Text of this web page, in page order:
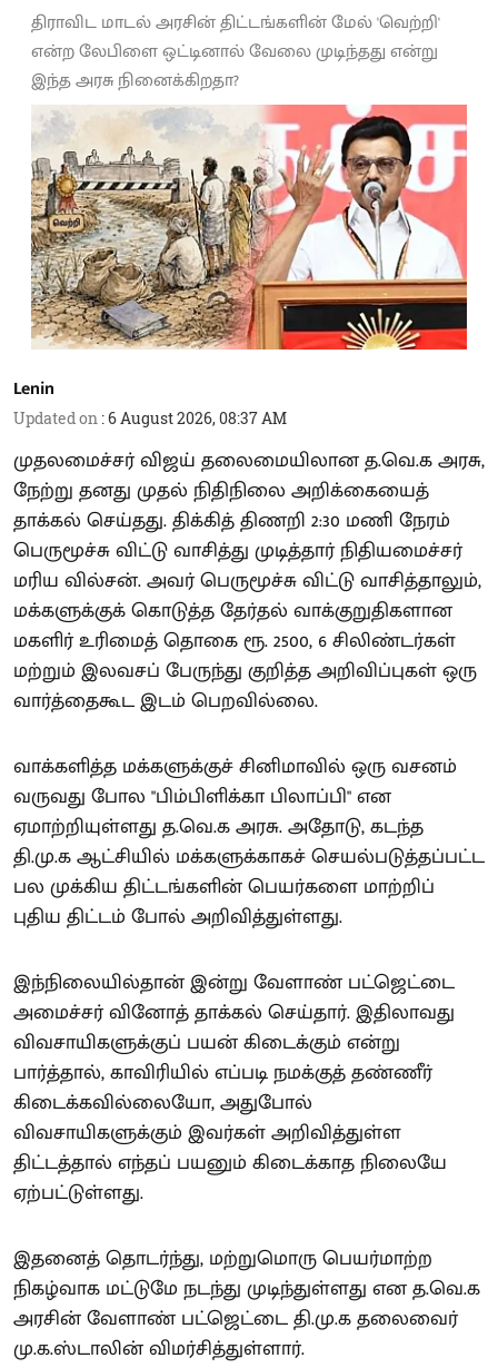
திராவிட மாடல் அரசின் திட்டங்களின் மேல் 'வெற்றி'
என்ற லேபிளை ஒட்டினால் வேலை முடிந்தது என்று
இந்த அரசு நினைக்கிறதா?
Lenin
Updated on :6 August 2026, 08:37 AM
முதலமைச்சர் விஜய் தலைமையிலான த.வெ.க அரசு,
நேற்று தனது முதல் நிதிநிலை அறிக்கையைத்
தாக்கல் செய்தது. திக்கித் திணறி 2:30 மணி நேரம்
பெருமூச்சு விட்டு வாசித்து முடித்தார் நிதியமைச்சர்
மரிய வில்சன். அவர் பெருமூச்சு விட்டு வாசித்தாலும்,
மக்களுக்குக் கொடுத்த தேர்தல் வாக்குறுதிகளான
மகளிர் உரிமைத் தொகை ரூ. 2500, 6 சிலிண்டர்கள்
மற்றும் இலவசப் பேருந்து குறித்த அறிவிப்புகள் ஒரு
வார்த்தைகூட இடம் பெறவில்லை.
வாக்களித்த மக்களுக்குச் சினிமாவில் ஒரு வசனம்
வருவது போல "பிம்பிளிக்கா பிலாப்பி" என
ஏமாற்றியுள்ளது த.வெ.க அரசு. அதோடு, கடந்த
தி.மு.க ஆட்சியில் மக்களுக்காகச் செயல்படுத்தப்பட்ட
பல முக்கிய திட்டங்களின் பெயர்களை மாற்றிப்
புதிய திட்டம் போல் அறிவித்துள்ளது.
இந்நிலையில்தான் இன்று வேளாண் பட்ஜெட்டை
அமைச்சர் வினோத் தாக்கல் செய்தார். இதிலாவது
விவசாயிகளுக்குப் பயன் கிடைக்கும் என்று
பார்த்தால், காவிரியில் எப்படி நமக்குத் தண்ணீர்
கிடைக்கவில்லையோ, அதுபோல்
விவசாயிகளுக்கும் இவர்கள் அறிவித்துள்ள
திட்டத்தால் எந்தப் பயனும் கிடைக்காத நிலையே
ஏற்பட்டுள்ளது.
இதனைத் தொடர்ந்து, மற்றுமொரு பெயர்மாற்ற
நிகழ்வாக மட்டுமே நடந்து முடிந்துள்ளது என த.வெ.க
அரசின் வேளாண் பட்ஜெட்டை தி.மு.க தலைவைர்
மு.க.ஸ்டாலின் விமர்சித்துள்ளார்.